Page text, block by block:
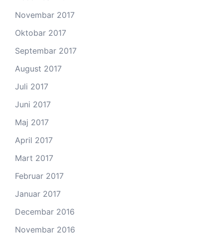
Novembar 2017
Oktobar 2017
Septembar 2017
August 2017
Juli 2017
Juni 2017
Maj 2017
April 2017
Mart 2017
Februar 2017
Januar 2017
Decembar 2016
Novembar 2016